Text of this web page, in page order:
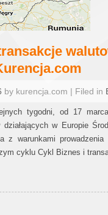
by kurencja.com | Filed in
tygodni, od 17
działających w Europie
z warunkami
cyklu Cykl Biznes i